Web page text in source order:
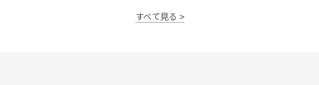
すべて見る